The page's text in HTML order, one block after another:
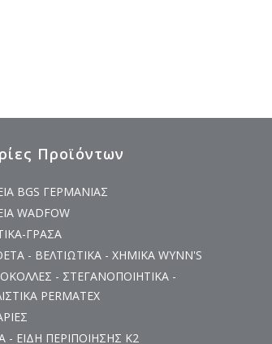
Προϊόντων
BGS ΓΕΡΜΑΝΙΑΣ
WADFOW
ΓΡΑΣΑ
- ΒΕΛΤΙΩΤΙΚΑ - ΧΗΜΙΚΑ WYNN'S
- ΣΤΕΓΑΝΟΠΟΙΗΤΙΚΑ -
PERMATEX
- ΕΙΔΗ ΠΕΡΙΠΟΙΗΣΗΣ K2